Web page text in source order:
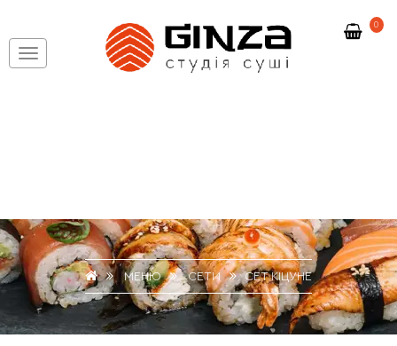
0
МЕНЮ СЕТИ СЕТ КІЦУНЕ